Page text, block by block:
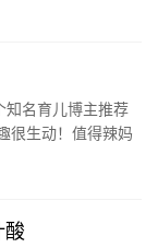
知名育儿博主推荐
很生动！值得辣妈